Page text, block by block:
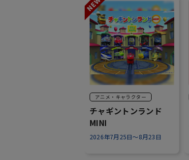
アニメ・キャラクター
チャギントンランド
MINI
2026年7月25日～8月23日